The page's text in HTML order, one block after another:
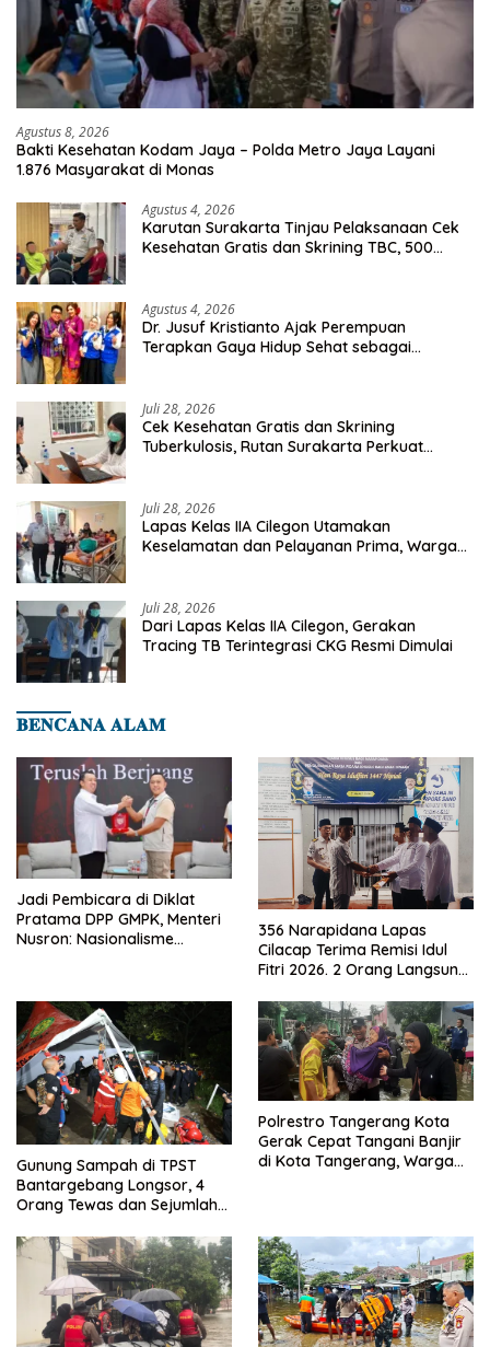
Agustus 8, 2026
Bakti Kesehatan Kodam Jaya – Polda Metro Jaya Layani
1.876 Masyarakat di Monas
Agustus 4, 2026
Karutan Surakarta Tinjau Pelaksanaan Cek
Kesehatan Gratis dan Skrining TBC, 500
Agustus 4, 2026
Dr. Jusuf Kristianto Ajak Perempuan
Terapkan Gaya Hidup Sehat sebagai
Juli 28, 2026
Cek Kesehatan Gratis dan Skrining
Tuberkulosis, Rutan Surakarta Perkuat
Juli 28, 2026
Lapas Kelas IIA Cilegon Utamakan
Keselamatan dan Pelayanan Prima, Warga
Juli 28, 2026
Dari Lapas Kelas IIA Cilegon, Gerakan
Tracing TB Terintegrasi CKG Resmi Dimulai
𝐁𝐄𝐍𝐂𝐀𝐍𝐀 𝐀𝐋𝐀𝐌
Jadi Pembicara di Diklat
Pratama DPP GMPK, Menteri
Nusron: Nasionalisme
356 Narapidana Lapas
Cilacap Terima Remisi Idul
Fitri 2026. 2 Orang Langsung
Gunung Sampah di TPST
Bantargebang Longsor, 4
Orang Tewas dan Sejumlah
Polrestro Tangerang Kota
Gerak Cepat Tangani Banjir
di Kota Tangerang, Warga